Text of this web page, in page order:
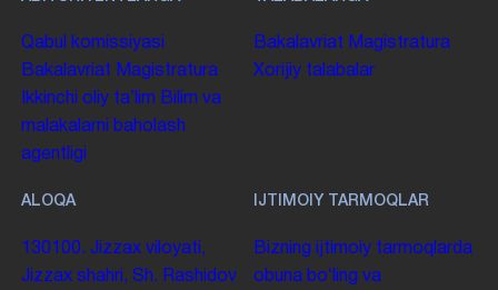
Qabul komissiyasi
Bakalavriat Magistratura
Ikkinchi oliy taʼlim Bilim va
malakalarni baholash
agentligi
Bakalavriat Magistratura
Xorijiy talabalar
ALOQA
130100. Jizzax viloyati,
Jizzax shahri, Sh. Rashidov
IJTIMOIY TARMOQLAR
Bizning ijtimoiy tarmoqlarda
obuna boʻling va